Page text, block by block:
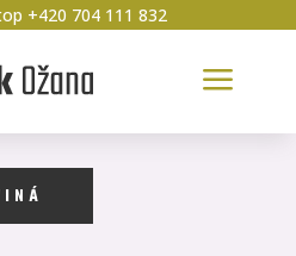
+420 704 111 832
a